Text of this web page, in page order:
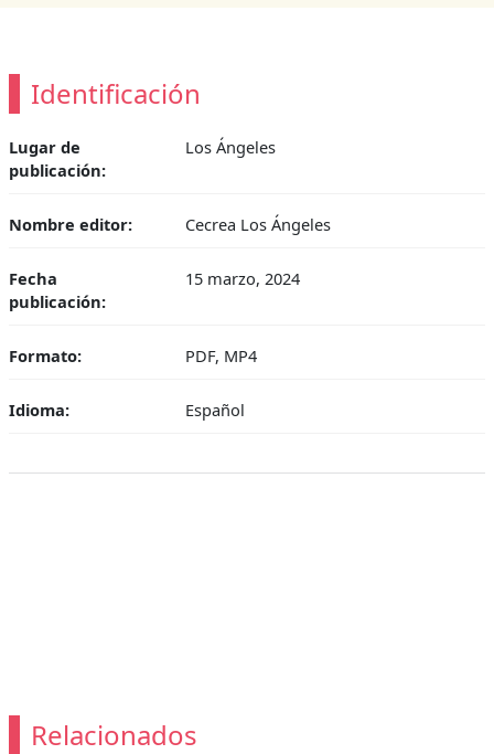
Identificación
Lugar de
publicación:
Los Ángeles
Nombre editor: Cecrea Los Ángeles
Fecha
publicación:
15 marzo, 2024
Formato: PDF, MP4
Idioma: Español
Relacionados